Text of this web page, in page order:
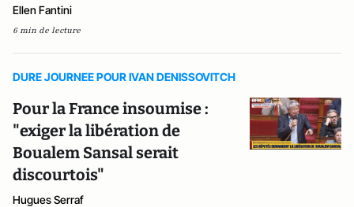
Ellen Fantini
6 min de lecture
DURE JOURNEE POUR IVAN DENISSOVITCH
Pour la France insoumise :
"exiger la libération de
Boualem Sansal serait
discourtois"
Hugues Serraf